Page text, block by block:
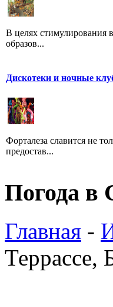
В целях стимулирования
образов...
Дискотеки и ночные
Форталеза славится не
предостав...
Погода в
Главная -
Террассе,